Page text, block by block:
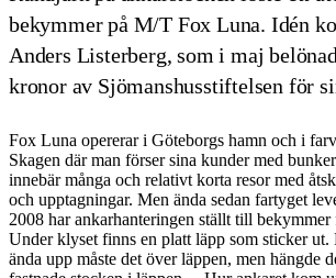
bekymmer på M/T Fox Luna. Idén
Anders Listerberg, som i maj
kronor av Sjömanshusstiftelsen för
Fox Luna opererar i Göteborgs hamn och i
Skagen där man förser sina kunder med
innebär många och relativt korta resor med
och upptagningar. Men ända sedan fartyget
2008 har ankarhanteringen ställt till bekymmer
Under klyset finns en platt läpp som sticker ut.
ända upp måste det över läppen, men hängde